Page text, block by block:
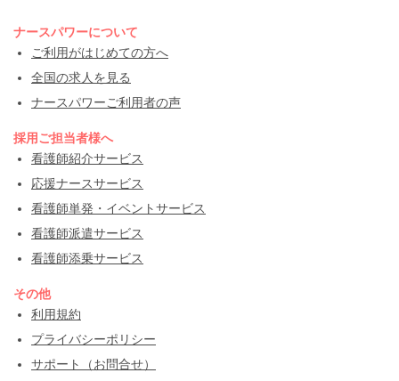
ナースパワーについて
ご利用がはじめての方へ
全国の求人を見る
ナースパワーご利用者の声
採用ご担当者様へ
看護師紹介サービス
応援ナースサービス
看護師単発・イベントサービス
看護師派遣サービス
看護師添乗サービス
その他
利用規約
プライバシーポリシー
サポート（お問合せ）